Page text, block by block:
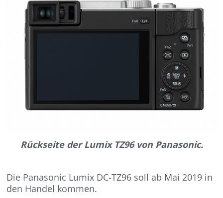
Rückseite der Lumix TZ96 von Panasonic.
Die Panasonic Lumix DC-TZ96 soll ab Mai 2019 in
den Handel kommen.